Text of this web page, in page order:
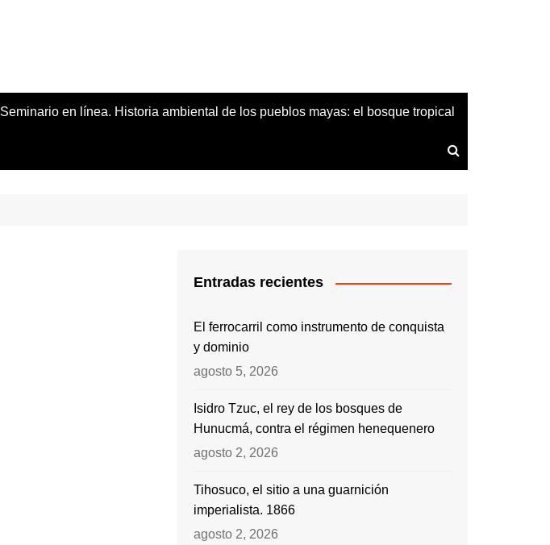
Seminario en línea. Historia ambiental de los pueblos mayas: el bosque tropical
Entradas recientes
El ferrocarril como instrumento de conquista
y dominio
agosto 5, 2026
Isidro Tzuc, el rey de los bosques de
Hunucmá, contra el régimen henequenero
agosto 2, 2026
Tihosuco, el sitio a una guarnición
imperialista. 1866
agosto 2, 2026